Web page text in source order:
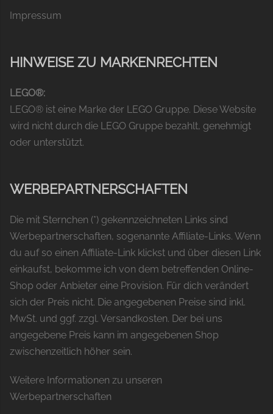
Impressum
HINWEISE ZU MARKENRECHTEN
LEGO®:
LEGO® ist eine Marke der LEGO Gruppe. Diese Website
wird nicht durch die LEGO Gruppe bezahlt, genehmigt
oder unterstützt.
WERBEPARTNERSCHAFTEN
Die mit Sternchen (*) gekennzeichneten Links sind
Werbepartnerschaften, sogenannte Affiliate-Links. Wenn
du auf so einen Affiliate-Link klickst und über diesen Link
einkaufst, bekomme ich von dem betreffenden Online-
Shop oder Anbieter eine Provision. Für dich verändert
sich der Preis nicht. Die angegebenen Preise sind inkl.
MwSt. und ggf. zzgl. Versandkosten. Der bei uns
angegebene Preis kann im angegebenen Shop
zwischenzeitlich höher sein.
Weitere Informationen zu unseren
Werbepartnerschaften